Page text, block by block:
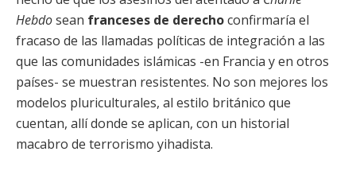
Hebdosean franceses de derechoconfirmaría el
fracaso de las llamadas políticas de integración a las
que las comunidades islámicas -en Francia y en otros
países- se muestran resistentes. No son mejores los
modelos pluriculturales, al estilo británico que
cuentan, allí donde se aplican, con un historial
macabro de terrorismo yihadista.